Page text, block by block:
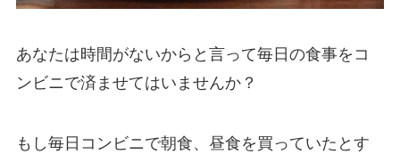
あなたは時間がないからと言って毎日の食事をコ
ンビニで済ませてはいませんか？
もし毎日コンビニで朝食、昼食を買っていたとす